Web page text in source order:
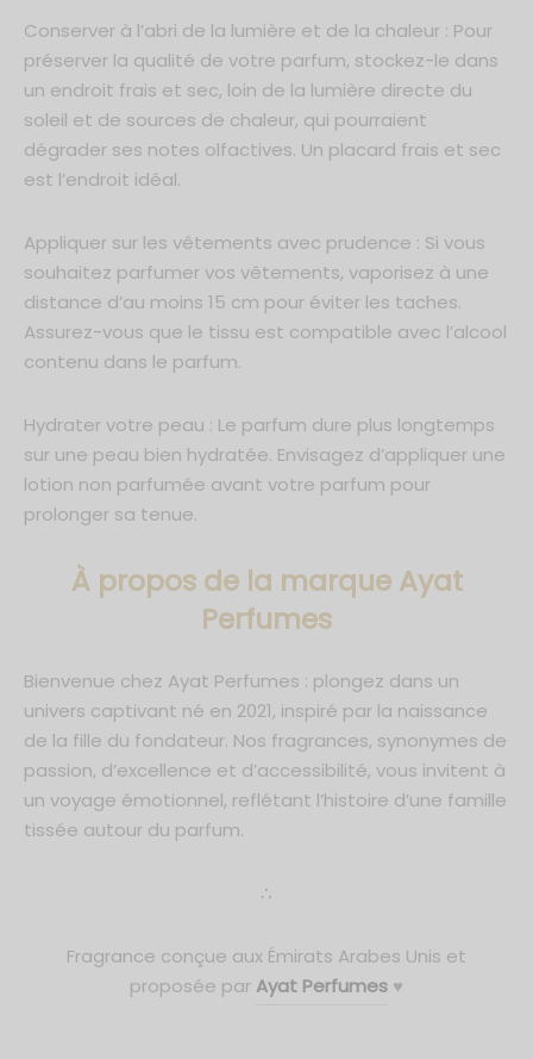
Conserver à l’abri de la lumière et de la chaleur : Pour
préserver la qualité de votre parfum, stockez-le dans
un endroit frais et sec, loin de la lumière directe du
soleil et de sources de chaleur, qui pourraient
dégrader ses notes olfactives. Un placard frais et sec
est l’endroit idéal.
Appliquer sur les vêtements avec prudence : Si vous
souhaitez parfumer vos vêtements, vaporisez à une
distance d’au moins 15 cm pour éviter les taches.
Assurez-vous que le tissu est compatible avec l’alcool
contenu dans le parfum.
Hydrater votre peau : Le parfum dure plus longtemps
sur une peau bien hydratée. Envisagez d’appliquer une
lotion non parfumée avant votre parfum pour
prolonger sa tenue.
À propos de la marque Ayat
Perfumes
Bienvenue chez Ayat Perfumes : plongez dans un
univers captivant né en 2021, inspiré par la naissance
de la fille du fondateur. Nos fragrances, synonymes de
passion, d’excellence et d’accessibilité, vous invitent à
un voyage émotionnel, reflétant l’histoire d’une famille
tissée autour du parfum.
∴
Fragrance conçue aux Émirats Arabes Unis et
proposée parAyat Perfumes ♥